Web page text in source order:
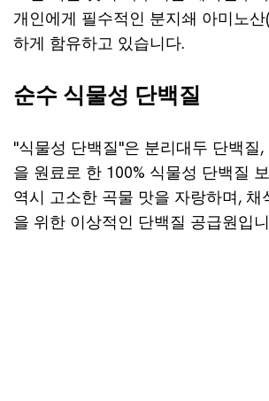
개인에게 필수적인 분지쇄 아미노산
하게 함유하고 있습니다.
순수 식물성 단백질
"식물성 단백질"은 분리대두 단백질
을 원료로 한 100% 식물성 단백질
역시 고소한 곡물 맛을 자랑하며, 채
을 위한 이상적인 단백질 공급원입